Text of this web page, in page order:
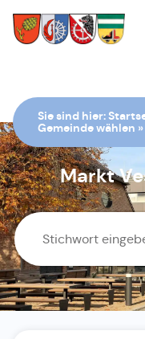
Sie sind hier:
Gemeinde wählen »
Markt